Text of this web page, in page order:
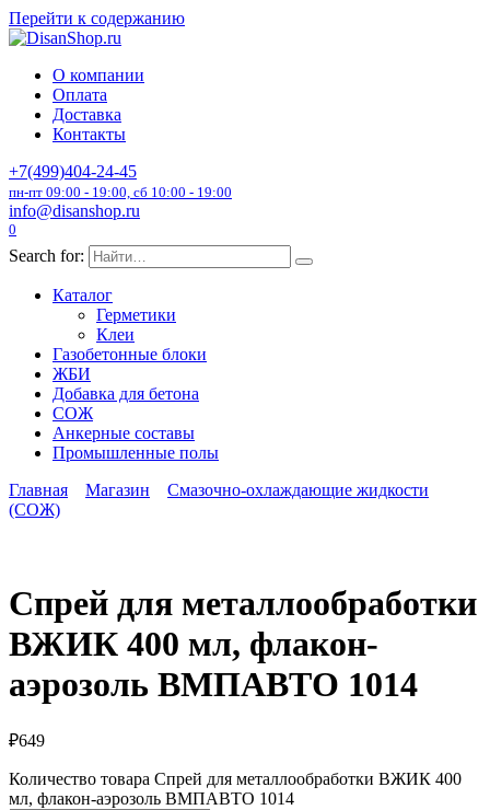
Перейти к содержанию
О компании
Оплата
Доставка
Контакты
+7(499)404-24-45
пн-пт 09:00 - 19:00, сб 10:00 - 19:00
info@disanshop.ru
0
Search for:
Каталог
Герметики
Клеи
Газобетонные блоки
ЖБИ
Добавка для бетона
СОЖ
Анкерные составы
Промышленные полы
Главная
Магазин
Смазочно-охлаждающие жидкости
(СОЖ)
Спрей для металлообработки
ВЖИК 400 мл, флакон-
аэрозоль ВМПАВТО 1014
₽649
Количество товара Спрей для металлообработки ВЖИК 400
мл, флакон-аэрозоль ВМПАВТО 1014